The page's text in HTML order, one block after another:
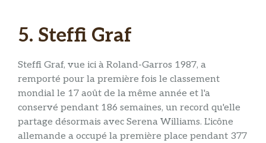
5. Steffi Graf
Steffi Graf, vue ici à Roland-Garros 1987, a
remporté pour la première fois le classement
mondial le 17 août de la même année et l'a
conservé pendant 186 semaines, un record qu'elle
partage désormais avec Serena Williams. L'icône
allemande a occupé la première place pendant 377